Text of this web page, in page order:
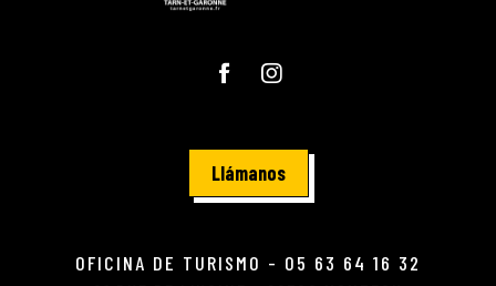
Llámanos
OFICINA DE TURISMO - 05 63 64 16 32